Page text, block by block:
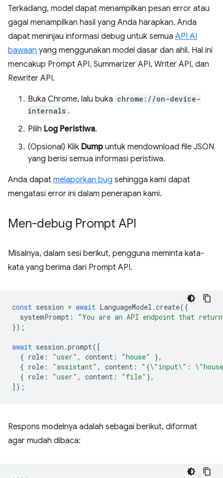
Terkadang, model dapat menampilkan pesan error atau
gagal menampilkan hasil yang Anda harapkan. Anda
dapat meninjau informasi debug untuk semua API AI
bawaan yang menggunakan model dasar dan ahli. Hal ini
mencakup Prompt API, Summarizer API, Writer API, dan
Rewriter API.
Buka Chrome, lalu buka chrome://on-device-
internals .
Pilih Log Peristiwa.
(Opsional) Klik Dump untuk mendownload file JSON
yang berisi semua informasi peristiwa.
Anda dapat melaporkan bug sehingga kami dapat
mengatasi error ini dalam penerapan kami.
Men-debug Prompt API
Misalnya, dalam sesi berikut, pengguna meminta kata-
kata yang berima dari Prompt API.
const session = await LanguageModel .create({
systemPrompt :
"You are an API endpoint that
});
await session .prompt([
{ role : "user" , content : "house"
},
{ role : "assistant" , content :
"{\"input\":
{ role : "user" , content : "file" },
]);
Respons modelnya adalah sebagai berikut, diformat
agar mudah dibaca: